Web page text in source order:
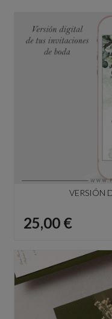
VERSIÓN
Precio
25,00 €